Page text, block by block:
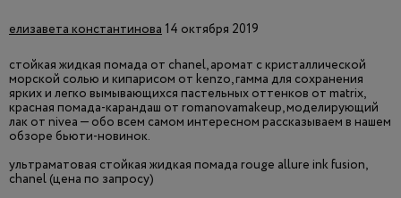
елизавета константинова 14 октября 2019
стойкая жидкая помада от chanel, аромат с кристаллической
морской солью и кипарисом от kenzo, гамма для сохранения
ярких и легко вымывающихся пастельных оттенков от matrix,
красная помада-карандаш от romanovamakeup, моделирующий
лак от nivea — обо всем самом интересном рассказываем в нашем
обзоре бьюти-новинок.
ультраматовая стойкая жидкая помада rouge allure ink fusion,
chanel (цена по запросу)